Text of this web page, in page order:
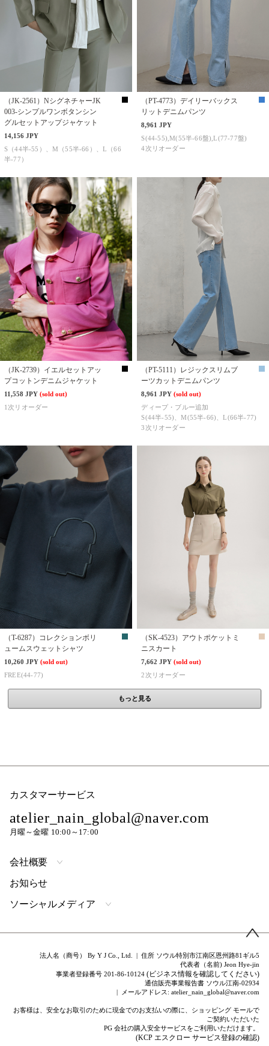
（JK-2561）NシグネチャーJK
003-シンプルワンボタンシン
グルセットアップジャケット
14,156 JPY
S（44半-55）、M（55半-66）、L（66
半-77）
（PT-4773）デイリーバックス
リットデニムパンツ
8,961 JPY
S(44-55),M(55半-66盤),L(77-77盤)
4次リオーダー
（JK-2739）イエルセットアッ
プコットンデニムジャケット
11,558 JPY (sold out)
1次リオーダー
（PT-5111）レジックスリムブ
ーツカットデニムパンツ
8,961 JPY(sold out)
ディープ・ブルー追加
S(44半-55)、M(55半-66)、L(66半-77)
3次リオーダー
（T-6287）コレクションボリ
ュームスウェットシャツ
10,260 JPY (sold out)
FREE(44-77)
（SK-4523）アウトポケットミ
ニスカート
7,662 JPY(sold out)
2次リオーダー
もっと見る
カスタマーサービス
atelier_nain_global@naver.com
月曜～金曜 10:00～17:00
会社概要
お知らせ
ソーシャルメディア
法人名（商号） By Y J Co., Ltd. | 住所 ソウル特別市江南区恩州路81ギル5
代表者（名前) Jeon Hye-jin
事業者登録番号 201-86-10124(ビジネス情報を確認してください)
通信販売事業報告書 ソウル江南-02934
| メールアドレス: atelier_nain_global@naver.com
お客様は、安全なお取引のために現金でのお支払いの際に、ショッピング モールで
ご契約いただいた
PG 会社の購入安全サービスをご利用いただけます。
(KCP エスクロー サービス登録の確認)